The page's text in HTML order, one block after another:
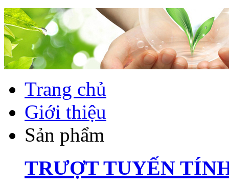
Trang chủ
Giới thiệu
Sản phẩm
TRƯỢT TUYẾN